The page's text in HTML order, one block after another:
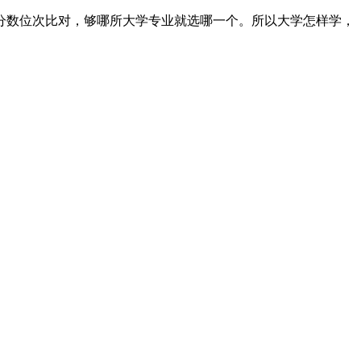
位次比对，够哪所大学专业就选哪一个。所以大学怎样学，